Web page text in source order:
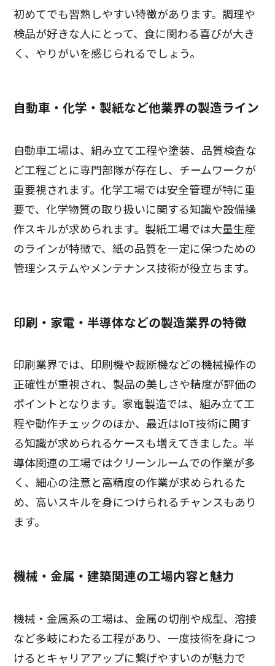
初めてでも習熟しやすい特徴があります。調理や
検品が好きな人にとって、食に関わる喜びが大き
く、やりがいを感じられるでしょう。
自動車・化学・製紙など他業界の製造ライン
自動車工場は、組み立て工程や塗装、品質検査な
ど工程ごとに専門部隊が存在し、チームワークが
重要視されます。化学工場では安全管理が特に重
要で、化学物質の取り扱いに関する知識や設備操
作スキルが求められます。製紙工場では大量生産
のラインが特徴で、紙の品質を一定に保つための
管理システムやメンテナンス技術が役立ちます。
印刷・家電・半導体などの製造業界の特徴
印刷業界では、印刷機や裁断機などの機械操作の
正確性が重視され、製品の美しさや精度が評価の
ポイントとなります。家電製造では、組み立て工
程や動作チェックのほか、最近はIoT技術に関す
る知識が求められるケースも増えてきました。半
導体関連の工場ではクリーンルームでの作業が多
く、細心の注意と高精度の作業が求められるた
め、高いスキルを身につけられるチャンスもあり
ます。
機械・金属・建築関連の工場内容と魅力
機械・金属系の工場は、金属の切削や成型、溶接
など多岐にわたる工程があり、一度技術を身につ
けるとキャリアアップに繋げやすいのが魅力で